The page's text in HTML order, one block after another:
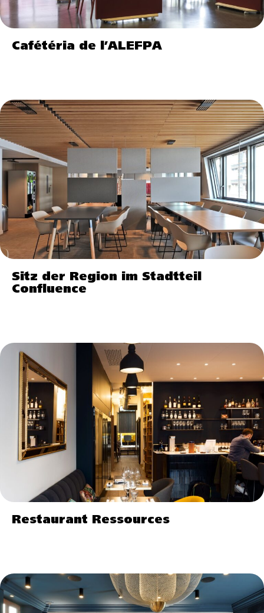
Cafétéria de l’ALEFPA
Sitz der Region im Stadtteil
Confluence
Restaurant Ressources